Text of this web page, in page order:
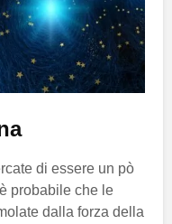
di essere un pò
probabile che le
dalla forza della